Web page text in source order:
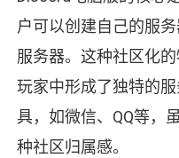
户可以创建自己的服
服务器。这种社区化
玩家中形成了独特的
具，如微信、QQ等，
种社区归属感。